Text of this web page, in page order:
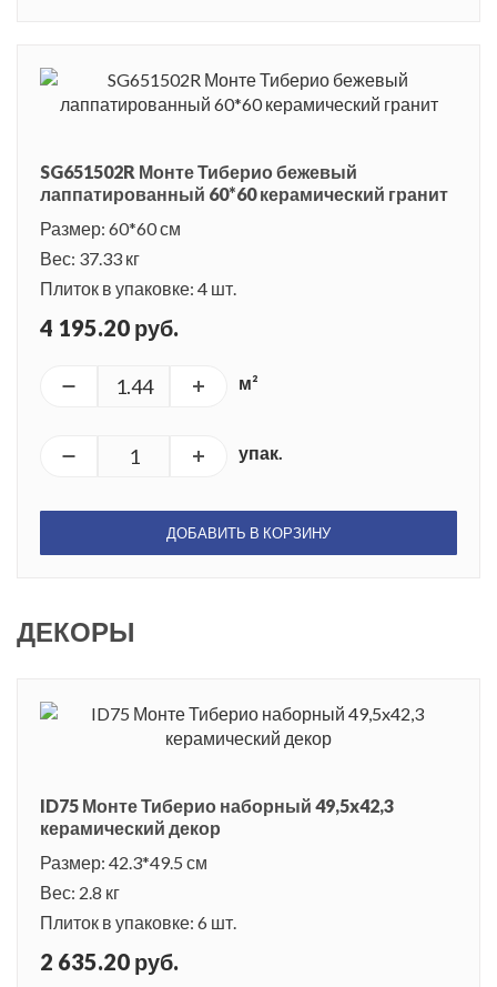
SG651502R Монте Тиберио бежевый
лаппатированный 60*60 керамический гранит
Размер: 60*60 см
Вес: 37.33 кг
Плиток в упаковке: 4 шт.
4 195.20 руб.
м²
упак.
ДОБАВИТЬ В КОРЗИНУ
ДЕКОРЫ
ID75 Монте Тиберио наборный 49,5x42,3
керамический декор
Размер: 42.3*49.5 см
Вес: 2.8 кг
Плиток в упаковке: 6 шт.
2 635.20 руб.